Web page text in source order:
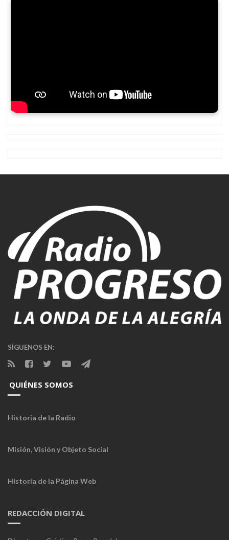
SÍGUENOS EN:
QUIÉNES SOMOS
Historia de la Radio
Misión, Visión y Objeto Social
Historia de la Página Web
REDACCIÓN DIGITAL